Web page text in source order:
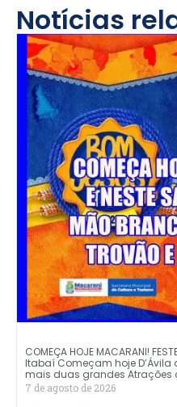
Notícias
COMEÇA HOJE MACARANI!
Itabaí Começam hoje
mais duas grandes
7 de agosto de 2026